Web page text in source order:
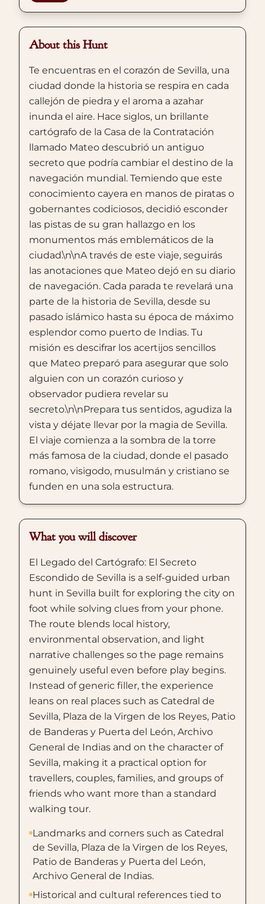
About this Hunt
Te encuentras en el corazón de Sevilla, una
ciudad donde la historia se respira en cada
callejón de piedra y el aroma a azahar
inunda el aire. Hace siglos, un brillante
cartógrafo de la Casa de la Contratación
llamado Mateo descubrió un antiguo
secreto que podría cambiar el destino de la
navegación mundial. Temiendo que este
conocimiento cayera en manos de piratas o
gobernantes codiciosos, decidió esconder
las pistas de su gran hallazgo en los
monumentos más emblemáticos de la
ciudad.\n\nA través de este viaje, seguirás
las anotaciones que Mateo dejó en su diario
de navegación. Cada parada te revelará una
parte de la historia de Sevilla, desde su
pasado islámico hasta su época de máximo
esplendor como puerto de Indias. Tu
misión es descifrar los acertijos sencillos
que Mateo preparó para asegurar que solo
alguien con un corazón curioso y
observador pudiera revelar su
secreto.\n\nPrepara tus sentidos, agudiza la
vista y déjate llevar por la magia de Sevilla.
El viaje comienza a la sombra de la torre
más famosa de la ciudad, donde el pasado
romano, visigodo, musulmán y cristiano se
funden en una sola estructura.
What you will discover
El Legado del Cartógrafo: El Secreto
Escondido de Sevilla is a self-guided urban
hunt in Sevilla built for exploring the city on
foot while solving clues from your phone.
The route blends local history,
environmental observation, and light
narrative challenges so the page remains
genuinely useful even before play begins.
Instead of generic filler, the experience
leans on real places such as Catedral de
Sevilla, Plaza de la Virgen de los Reyes, Patio
de Banderas y Puerta del León, Archivo
General de Indias and on the character of
Sevilla, making it a practical option for
travellers, couples, families, and groups of
friends who want more than a standard
walking tour.
Landmarks and corners such as Catedral
de Sevilla, Plaza de la Virgen de los Reyes,
Patio de Banderas y Puerta del León,
Archivo General de Indias.
Historical and cultural references tied to